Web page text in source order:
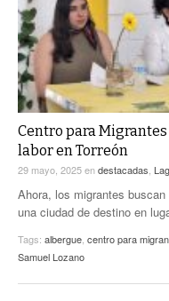
Centro para Migrantes
labor en Torreón
29 mayo, 2025endestacadas
Ahora, los migrantes
una ciudad de destino en
Tags: albergue centro para
Samuel Lozano